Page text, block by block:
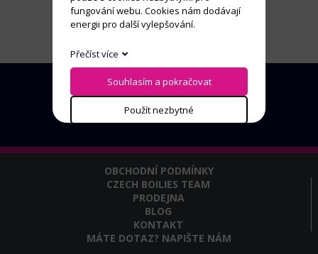
OBCHODNÍ PODMÍNKY
CZECH BOILIES TEAM
PRODEJNA
BLOG
KONTAKT
MÁTE DOTAZ? NAPIŠTE NÁM
fungování webu. Cookies nám dodávají
energii pro další vylepšování.
Přečíst více
Souhlasím a pokračovat
Použít nezbytné